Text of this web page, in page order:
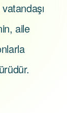
aile